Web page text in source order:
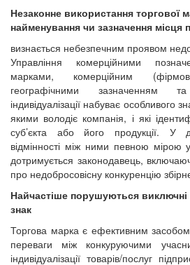
Незаконне використання торгової
найменування чи зазначення місця
визнається небезпечним проявом
Управління комерційними
марками, комерційним
географічними зазначенням
індивідуалізації набуває особливого
якими володіє компанія, і які
суб’єкта або його продукції. У
відмінності між ними певною мірою
дотримується законодавець,
про недобросовісну конкуренцію
Найчастіше порушуються
знак
Торгова марка є ефективним
переваги між конкуруючими
індивідуалізації товарів/послуг